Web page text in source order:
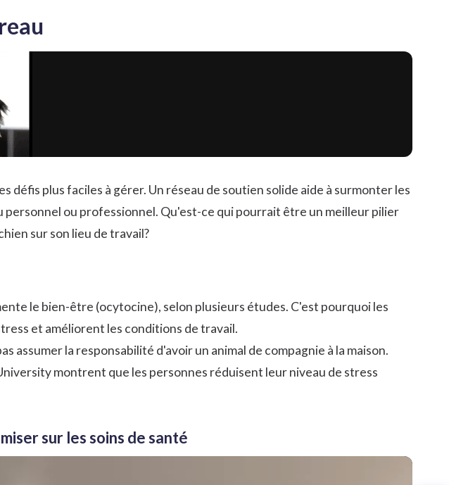
plus faciles à gérer. Un réseau de soutien solide aide à surmonter les
ou professionnel. Qu'est-ce qui pourrait être un meilleur pilier
sur son lieu de travail?
le bien-être (ocytocine), selon plusieurs études. C'est pourquoi les
et améliorent les conditions de travail.
assumer la responsabilité d'avoir un animal de compagnie à la maison.
montrent que les personnes réduisent leur niveau de stress
sur les soins de santé